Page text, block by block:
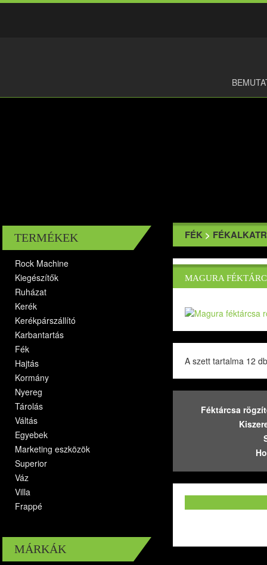
TERMÉKEK
Rock Machine
Kiegészítők
Ruházat
Kerék
Kerékpárszállító
Karbantartás
Fék
Hajtás
Kormány
Nyereg
Tárolás
Váltás
Egyebek
Marketing eszközök
Superior
Váz
Villa
Frappé
MÁRKÁK
FÉK >
MAGURA
A szett tartalma 12
Féktárcsa